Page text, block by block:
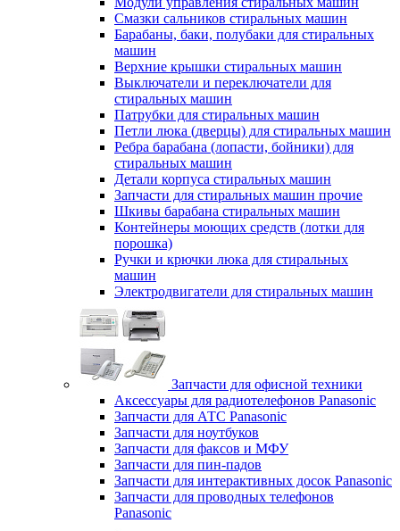
Смазки сальников стиральных машин
Барабаны, баки, полубаки для стиральных
машин
Верхние крышки стиральных машин
Выключатели и переключатели для
стиральных машин
Патрубки для стиральных машин
Петли люка (дверцы) для стиральных машин
Ребра барабана (лопасти, бойники) для
стиральных машин
Детали корпуса стиральных машин
Запчасти для стиральных машин прочие
Шкивы барабана стиральных машин
Контейнеры моющих средств (лотки для
порошка)
Ручки и крючки люка для стиральных
машин
Электродвигатели для стиральных машин
Запчасти для офисной техники
Аксессуары для радиотелефонов Panasonic
Запчасти для АТС Panasonic
Запчасти для ноутбуков
Запчасти для факсов и МФУ
Запчасти для пин-падов
Запчасти для интерактивных досок Panasonic
Запчасти для проводных телефонов
Panasonic